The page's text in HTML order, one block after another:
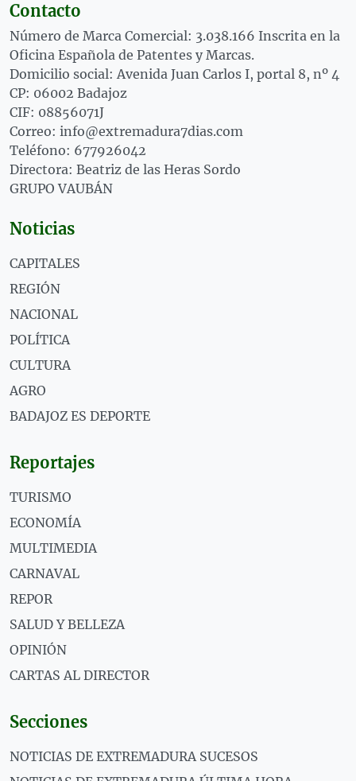
Contacto
Número de Marca Comercial: 3.038.166 Inscrita en la
Oficina Española de Patentes y Marcas.
Domicilio social: Avenida Juan Carlos I, portal 8, nº 4
CP: 06002 Badajoz
CIF: 08856071J
Correo: info@extremadura7dias.com
Teléfono: 677926042
Directora: Beatriz de las Heras Sordo
GRUPO VAUBÁN
Noticias
CAPITALES
REGIÓN
NACIONAL
POLÍTICA
CULTURA
AGRO
BADAJOZ ES DEPORTE
Reportajes
TURISMO
ECONOMÍA
MULTIMEDIA
CARNAVAL
REPOR
SALUD Y BELLEZA
OPINIÓN
CARTAS AL DIRECTOR
Secciones
NOTICIAS DE EXTREMADURA SUCESOS